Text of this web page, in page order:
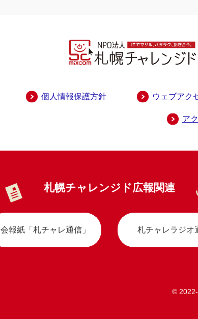
個人情報保護方針 ウェブアク
ア
札幌チャレンジド広報関連
会報紙「札チャレ通信」 札チャレラジオ
© 2022